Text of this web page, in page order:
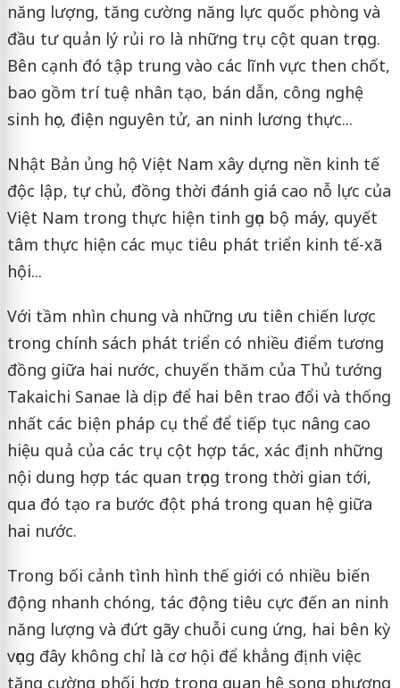
năng lượng, tăng cường năng lực quốc phòng và
đầu tư quản lý rủi ro là những trụ cột quan trọng.
Bên cạnh đó tập trung vào các lĩnh vực then chốt,
bao gồm trí tuệ nhân tạo, bán dẫn, công nghệ
sinh học, điện nguyên tử, an ninh lương thực...
Nhật Bản ủng hộ Việt Nam xây dựng nền kinh tế
độc lập, tự chủ, đồng thời đánh giá cao nỗ lực của
Việt Nam trong thực hiện tinh gọn bộ máy, quyết
tâm thực hiện các mục tiêu phát triển kinh tế-xã
hội...
Với tầm nhìn chung và những ưu tiên chiến lược
trong chính sách phát triển có nhiều điểm tương
đồng giữa hai nước, chuyến thăm của Thủ tướng
Takaichi Sanae là dịp để hai bên trao đổi và thống
nhất các biện pháp cụ thể để tiếp tục nâng cao
hiệu quả của các trụ cột hợp tác, xác định những
nội dung hợp tác quan trọng trong thời gian tới,
qua đó tạo ra bước đột phá trong quan hệ giữa
hai nước.
Trong bối cảnh tình hình thế giới có nhiều biến
động nhanh chóng, tác động tiêu cực đến an ninh
năng lượng và đứt gãy chuỗi cung ứng, hai bên kỳ
vọng đây không chỉ là cơ hội để khẳng định việc
tăng cường phối hợp trong quan hệ song phương